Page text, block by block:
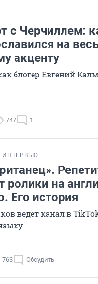
с Черчиллем:
на
акценту
блогер Евгений
747 1
ИНТЕРВЬЮ
ролики на
Его история
ведет канал в
763 Обсудить